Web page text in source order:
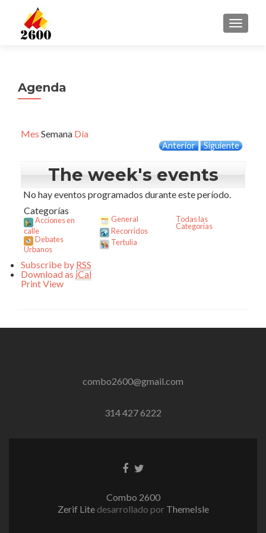
Agenda
Mes Semana Día
Anterior Siguiente
The week's events
No hay eventos programados durante este período.
Categorías
Acciones en
calle
Debates
Urbanos
General
Recorridos
Tertulia
Todas las
Categorías
Subscribe by RSS
Download as iCal
PrintView
combo2600@gmail.com
314 427 6222
EnlaceEnlace
Combo 2600
Zerif Lite desarrollado por ThemeIsle